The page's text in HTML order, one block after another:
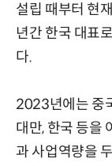
설립 때부터 현
년간 한국 대표
다.
2023년에는 중
대만, 한국 등을
과 사업역량을